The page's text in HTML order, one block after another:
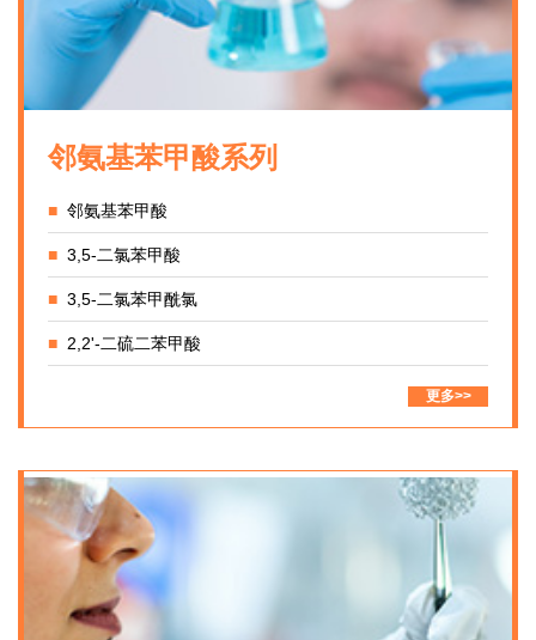
邻氨基苯甲酸系列
■邻氨基苯甲酸
■3,5-二氯苯甲酸
■3,5-二氯苯甲酰氯
■ 2,2'-二硫二苯甲酸
更多>>